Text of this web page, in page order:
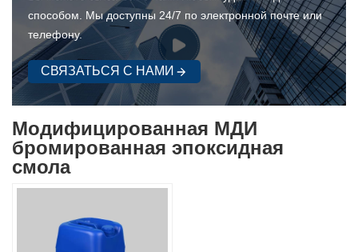
способом. Мы доступны 24/7 по электронной почте или
телефону.
СВЯЗАТЬСЯ С НАМИ
Модифицированная МДИ
бромированная эпоксидная
смола